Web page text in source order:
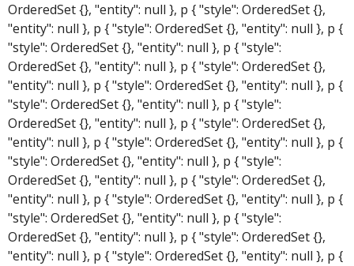
OrderedSet {}, "entity": null }, p { "style": OrderedSet {},
"entity": null }, p { "style": OrderedSet {}, "entity": null }, p {
"style": OrderedSet {}, "entity": null }, p { "style":
OrderedSet {}, "entity": null }, p { "style": OrderedSet {},
"entity": null }, p { "style": OrderedSet {}, "entity": null }, p {
"style": OrderedSet {}, "entity": null }, p { "style":
OrderedSet {}, "entity": null }, p { "style": OrderedSet {},
"entity": null }, p { "style": OrderedSet {}, "entity": null }, p {
"style": OrderedSet {}, "entity": null }, p { "style":
OrderedSet {}, "entity": null }, p { "style": OrderedSet {},
"entity": null }, p { "style": OrderedSet {}, "entity": null }, p {
"style": OrderedSet {}, "entity": null }, p { "style":
OrderedSet {}, "entity": null }, p { "style": OrderedSet {},
"entity": null }, p { "style": OrderedSet {}, "entity": null }, p {